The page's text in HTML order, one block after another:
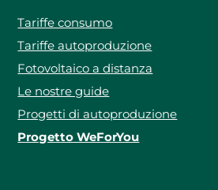
Tariffe consumo
Tariffe autoproduzione
Fotovoltaico a distanza
Le nostre guide
Progetti di autoproduzione
Progetto WeForYou